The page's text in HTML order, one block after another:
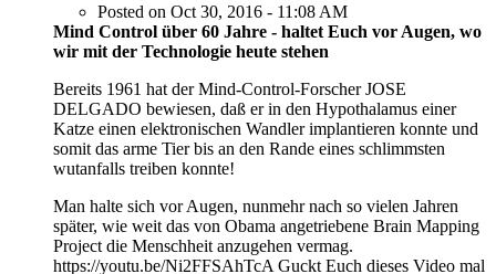
Posted on Oct 30, 2016 - 11:08 AM
Mind Control über 60 Jahre - haltet Euch vor Augen, wo
wir mit der Technologie heute stehen
Bereits 1961 hat der Mind-Control-Forscher JOSE
DELGADO bewiesen, daß er in den Hypothalamus einer
Katze einen elektronischen Wandler implantieren konnte und
somit das arme Tier bis an den Rande eines schlimmsten
wutanfalls treiben konnte!
Man halte sich vor Augen, nunmehr nach so vielen Jahren
später, wie weit das von Obama angetriebene Brain Mapping
Project die Menschheit anzugehen vermag.
https://youtu.be/Ni2FFSAhTcA Guckt Euch dieses Video mal